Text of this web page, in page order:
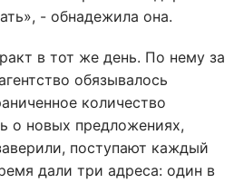
- обнадежила она.
в тот же день. По нему за
обязывалось
количество
о новых предложениях,
поступают каждый
дали три адреса: один в